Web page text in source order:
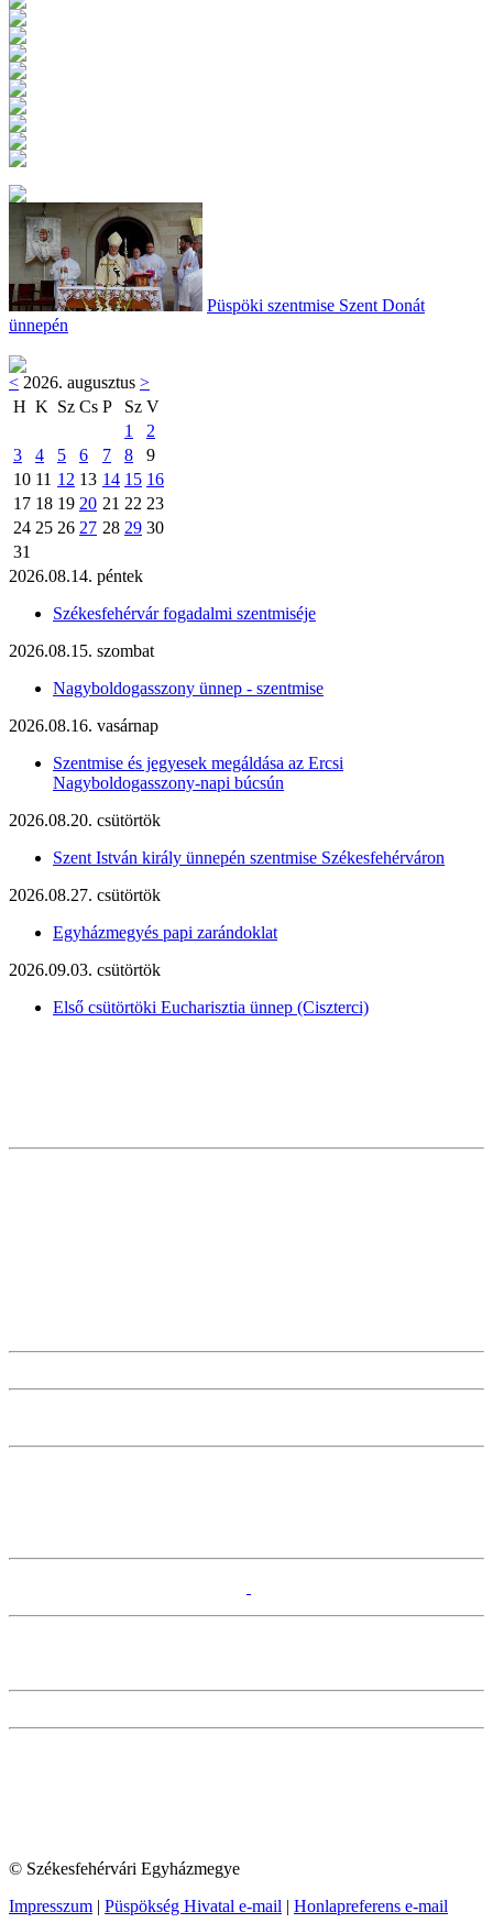
Püspöki szentmise Szent Donát
ünnepén
< 2026. augusztus >
H K Sz Cs P Sz V
1
2
3
4 5 6 7 8
9
10 11 12 13 14 15 16
17 18 19 20 21 22 23
24 25 26 27 28 29 30
31
2026.08.14. péntek
Székesfehérvár fogadalmi szentmiséje
2026.08.15. szombat
Nagyboldogasszony ünnep - szentmise
2026.08.16. vasárnap
Szentmise és jegyesek megáldása az Ercsi
Nagyboldogasszony-napi búcsún
2026.08.20. csütörtök
Szent István király ünnepén szentmise Székesfehérváron
2026.08.27. csütörtök
Egyházmegyés papi zarándoklat
2026.09.03. csütörtök
Első csütörtöki Eucharisztia ünnep (Ciszterci)
© Székesfehérvári Egyházmegye
Impresszum | Püspökség Hivatal e-mail | Honlapreferens e-mail